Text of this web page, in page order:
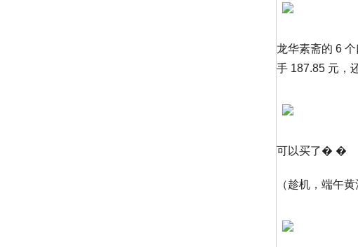
龙华素斋的 6
手 187.85 元，
可以买了� �
（趁机，端午